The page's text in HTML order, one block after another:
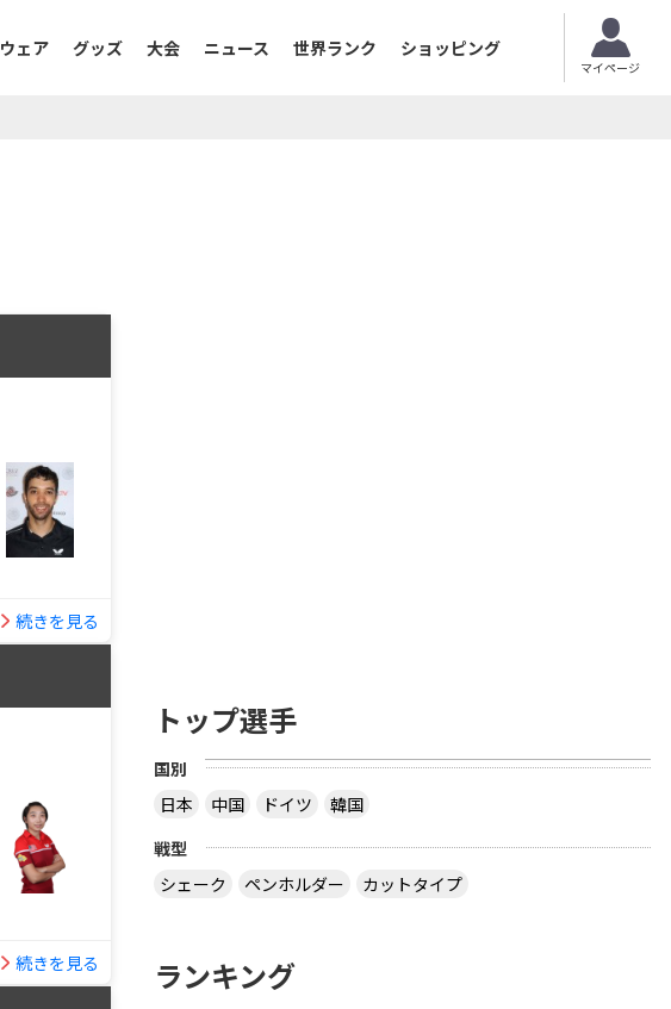
ウェア グッズ 大会 ニュース 世界ランク ショッピング
マイページ
続きを見る
続きを見る
トップ選手
国別
日本
中国 ドイツ
韓国
戦型
シェーク
ペンホルダー カットタイプ
ランキング